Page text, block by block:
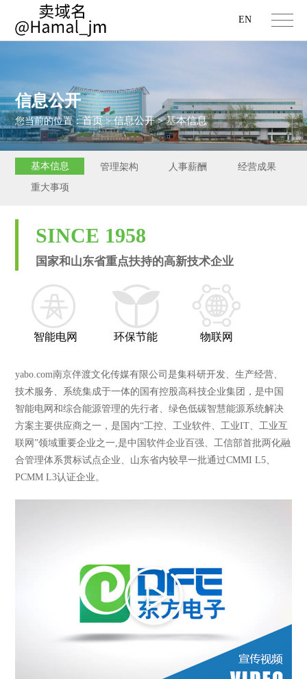
EN
信息公开
您当前的位置：首页>信息公开>基本信息
基本信息 管理架构 人事薪酬
经营成果
重大事项
SINCE 1958
国家和山东省重点扶持的高新技术企业
智能电网 环保节能 物联网
yabo.com南京伴渡文化传媒有限公司是集科研开发、生产经营、
技术服务、系统集成于一体的国有控股高科技企业集团，是中国
智能电网和综合能源管理的先行者、绿色低碳智慧能源系统解决
方案主要供应商之一，是国内“工控、工业软件、工业IT、工业互
联网”领域重要企业之一,是中国软件企业百强、工信部首批两化融
合管理体系贯标试点企业、山东省内较早一批通过CMMI L5、
PCMM L3认证企业。